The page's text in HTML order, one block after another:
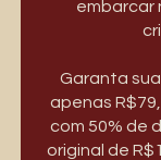
embarcar
Garanta
apenas
com 50% de
original de